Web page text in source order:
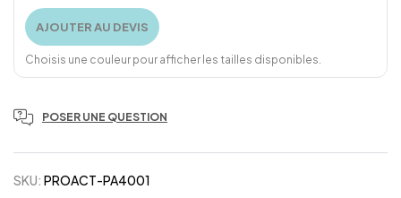
AJOUTER AU DEVIS
Choisis une couleur pour afficher les tailles disponibles.
POSER UNE QUESTION
SKU: PROACT-PA4001